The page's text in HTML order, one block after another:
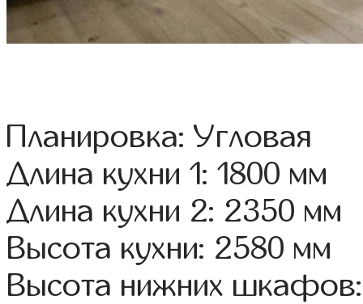
Планировка: Угловая
Длина кухни 1: 1800 мм
Длина кухни 2: 2350 мм
Высота кухни: 2580 мм
Высота нижних